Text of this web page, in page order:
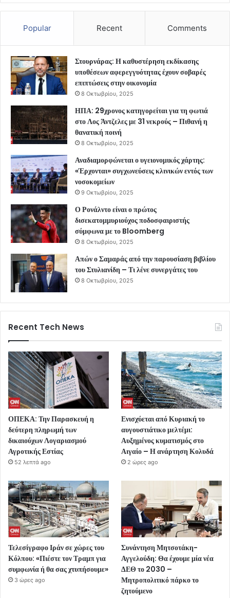
Popular Recent Comments
Στουρνάρας: Η καθυστέρηση εκδίκασης
υποθέσεων αφερεγγυότητας έχουν σοβαρές
επιπτώσεις στην οικονομία
8 Οκτωβρίου, 2025
ΗΠΑ: 29χρονος κατηγορείται για τη φωτιά
στο Λος Άντζελες με 31 νεκρούς – Πιθανή η
θανατική ποινή
8 Οκτωβρίου, 2025
Αναδιαμορφώνεται ο υγειονομικός χάρτης:
«Έρχονται» συγχωνεύσεις κλινικών εντός των
νοσοκομείων
9 Οκτωβρίου, 2025
Ο Ρονάλντο είναι ο πρώτος
δισεκατομμυριούχος ποδοσφαιριστής
σύμφωνα με το Bloomberg
8 Οκτωβρίου, 2025
Απών ο Σαμαράς από την παρουσίαση βιβλίου
του Στυλιανίδη – Τι λένε συνεργάτες του
8 Οκτωβρίου, 2025
Recent Tech News
ΟΠΕΚΑ: Την Παρασκευή η
δεύτερη πληρωμή των
δικαιούχων Λογαριασμού
Αγροτικής Εστίας
52 λεπτά ago
Ενισχύεται από Κυριακή το
αυγουστιάτικο μελτέμι:
Αυξημένος κυματισμός στο
Αιγαίο – Η ανάρτηση Κολυδά
2 ώρες ago
Τελεσίγραφο Ιράν σε χώρες του
Κόλπου: «Πιέστε τον Τραμπ για
συμφωνία ή θα σας χτυπήσουμε»
3 ώρες ago
Συνάντηση Μητσοτάκη-
Αγγελούδη: Θα έχουμε μία νέα
ΔΕΘ το 2030 –
Μητροπολιτικό πάρκο το
ζητούμενο